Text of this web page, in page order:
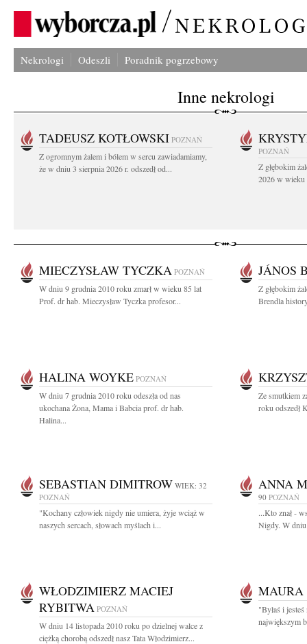
Nekrologi Odeszli Poradnik pogrzebowy
Inne nekrologi
TADEUSZ KOTŁOWSKI POZNAŃ
Z ogromnym żalem i bólem w sercu zawiadamiamy,
że w dniu 3 sierpnia 2026 r. odszedł od...
POZNAŃ
Z głębokim
2026 w wieku
MIECZYSŁAW TYCZKA POZNAŃ
W dniu 9 grudnia 2010 roku zmarł w wieku 85 lat
Prof. dr hab. Mieczysław Tyczka profesor...
JÁNOS
Z głębokim
Brendla
HALINA WOYKE POZNAŃ
W dniu 7 grudnia 2010 roku odeszła od nas
ukochana Żona, Mama i Babcia prof. dr hab.
Halina...
Ze smutkiem
roku odszedł
SEBASTIAN DIMITROW WIEK: 32
POZNAŃ
"Kochany człowiek nigdy nie umiera, żyje wciąż w
naszych sercach, słowach myślach i...
ANNA
90 POZNAŃ
...Kto znał -
Nigdy. W dniu
WŁODZIMIERZ MACIEJ
RYBITWA POZNAŃ
W dniu 14 listopada 2010 roku po dzielnej walce z
ciężką chorobą odszedł nasz Tata Włodzimierz...
MAURA
"Byłaś i
największym